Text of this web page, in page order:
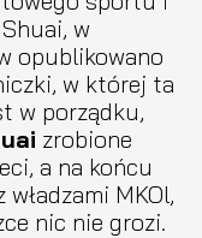
w
opublikowano
w której ta
w porządku,
zrobione
a na końcu
MKOl,
nic nie grozi.